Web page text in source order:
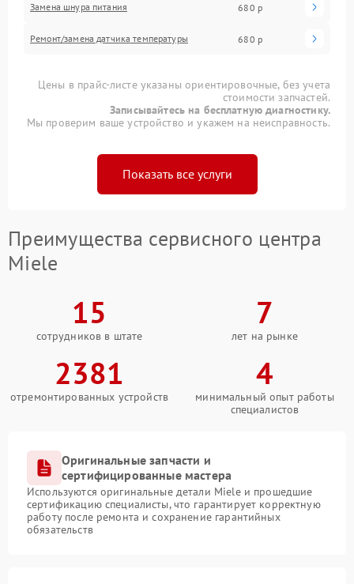
Замена шнура питания 680 р
Ремонт/замена датчика температуры 680 р
Цены в прайс-листе указаны ориентировочные, без учета
стоимости запчастей.
Записывайтесь на бесплатную диагностику.
Мы проверим ваше устройство и укажем на неисправность.
Показать все услуги
Преимущества сервисного центра
Miele
15
сотрудников в штате
7
лет на рынке
2381
отремонтированных устройств
4
минимальный опыт работы
специалистов
Оригинальные запчасти и
сертифицированные мастера
Используются оригинальные детали Miele и прошедшие
сертификацию специалисты, что гарантирует корректную
работу после ремонта и сохранение гарантийных
обязательств